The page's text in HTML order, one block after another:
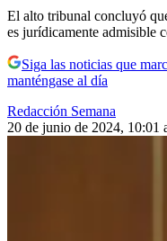
El alto tribunal concluyó
es jurídicamente admisible
Siga las noticias que
manténgase al día
Redacción Semana
20 de junio de 2024, 10:01